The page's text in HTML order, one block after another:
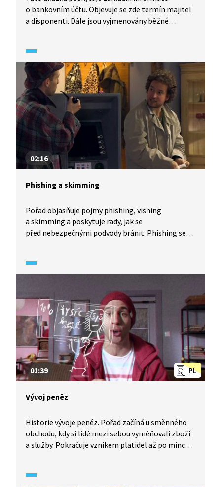
o bankovním účtu. Objevuje se zde termín majitel
a disponenti. Dále jsou vyjmenovány běžné
zůstatek. Každý majitel i disponent účtu obdrží
platební kartu.
02:16
Phishing a skimming
Pořad objasňuje pojmy phishing, vishing
a skimming a poskytuje rady, jak se
před nebezpečnými podvody bránit. Phishing se
telefonu a skimming kopíruje údaje přímo
PL
01:39
Vývoj peněz
Historie vývoje peněz. Pořad začíná u směnného
obchodu, kdy si lidé mezi sebou vyměňovali zboží
a služby. Pokračuje vznikem platidel až po mince
internet.